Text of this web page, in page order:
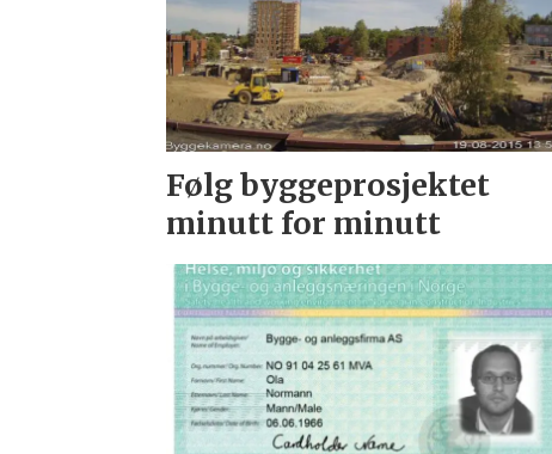
Følg byggeprosjektet
minutt for minutt